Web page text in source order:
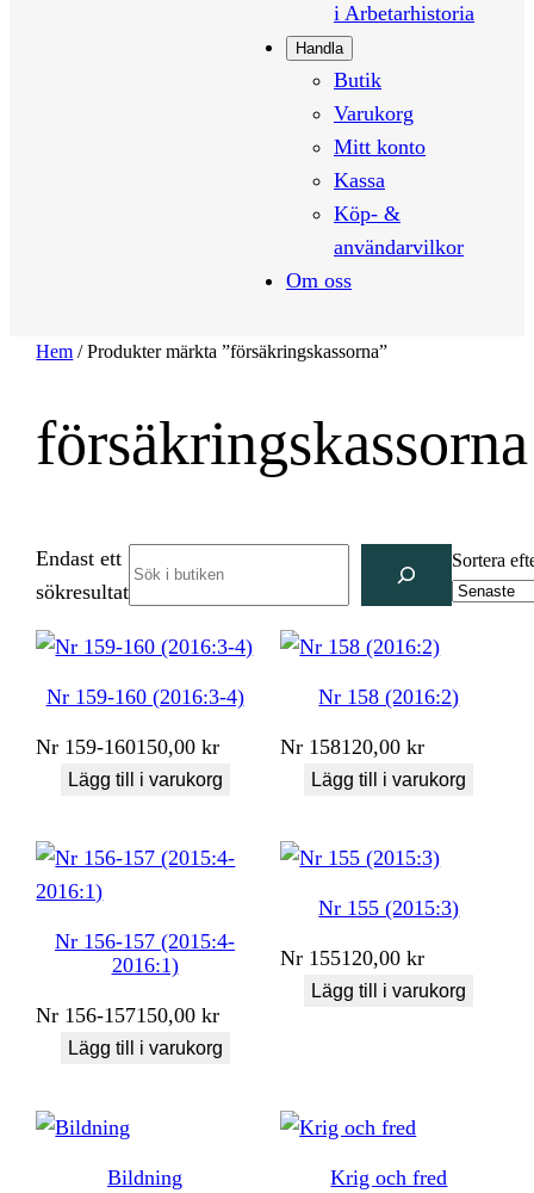
i Arbetarhistoria
Handla
Butik
Varukorg
Mitt konto
Kassa
Köp- &
användarvilkor
Om oss
Hem / Produkter märkta ”försäkringskassorna”
försäkringskassorna
Endast ett
sökresultat
Sortera
Nr 159-160 (2016:3-4)
Nr 159-160150,00kr
Lägg till i varukorg
Nr 158 (2016:2)
Nr 158120,00kr
Lägg till i varukorg
Nr 156-157 (2015:4-
2016:1)
Nr 156-157150,00kr
Lägg till i varukorg
Nr 155 (2015:3)
Nr 155120,00kr
Lägg till i varukorg
Bildning Krig och fred